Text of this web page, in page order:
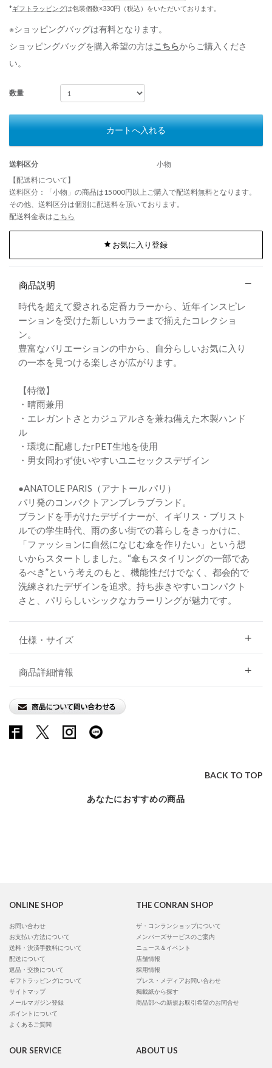
*ギフトラッピングは包装個数×330円（税込）をいただいております。
※ショッピングバッグは有料となります。
ショッピングバッグを購入希望の方はこちらからご購入くださ
い。
数量
カートへ入れる
送料区分
小物
【配送料について】
送料区分：「小物」の商品は15000円以上ご購入で配送料無料となります。
その他、送料区分は個別に配送料を頂いております。
配送料金表はこちら
お気に入り登録
商品説明
時代を超えて愛される定番カラーから、近年インスピレ
ーションを受けた新しいカラーまで揃えたコレクショ
ン。
豊富なバリエーションの中から、自分らしいお気に入り
の一本を見つける楽しさが広がります。
【特徴】
・晴雨兼用
・エレガントさとカジュアルさを兼ね備えた木製ハンド
ル
・環境に配慮したrPET生地を使用
・男女問わず使いやすいユニセックスデザイン
●ANATOLE PARIS（アナトール パリ）
パリ発のコンパクトアンブレラブランド。
ブランドを手がけたデザイナーが、イギリス・ブリスト
ルでの学生時代、雨の多い街での暮らしをきっかけに、
「ファッションに自然になじむ傘を作りたい」という想
いからスタートしました。“傘もスタイリングの一部であ
るべき”という考えのもと、機能性だけでなく、都会的で
洗練されたデザインを追求。持ち歩きやすいコンパクト
さと、パリらしいシックなカラーリングが魅力です。
仕様・サイズ
商品詳細情報
BACK TO TOP
あなたにおすすめの商品
ONLINE SHOP
お問い合わせ
お支払い方法について
送料・決済手数料について
配送について
返品・交換について
ギフトラッピングについて
サイトマップ
メールマガジン登録
ポイントについて
よくあるご質問
THE CONRAN SHOP
ザ・コンランショップについて
メンバーズサービスのご案内
ニュース＆イベント
店舗情報
採用情報
プレス・メディアお問い合わせ
掲載紙から探す
商品部への新規お取引希望のお問合せ
OUR SERVICE ABOUT US